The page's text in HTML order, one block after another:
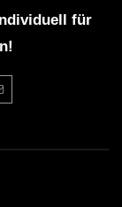
von der
ist bekannt
für